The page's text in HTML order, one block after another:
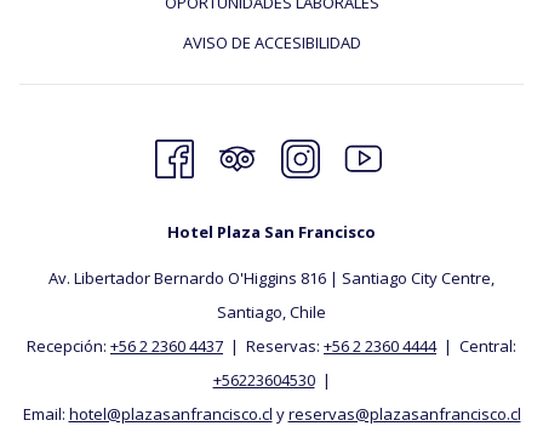
AVISO DE ACCESIBILIDAD
Hotel Plaza San Francisco
Av. Libertador Bernardo O'Higgins 816 | Santiago City Centre,
Santiago, ​Chile
Recepción: +56 2 2360 4437 | Reservas: +56 2 2360 4444| Central:
+56223604530|
Email: hotel@plazasanfrancisco.cl yreservas@plazasanfrancisco.cl